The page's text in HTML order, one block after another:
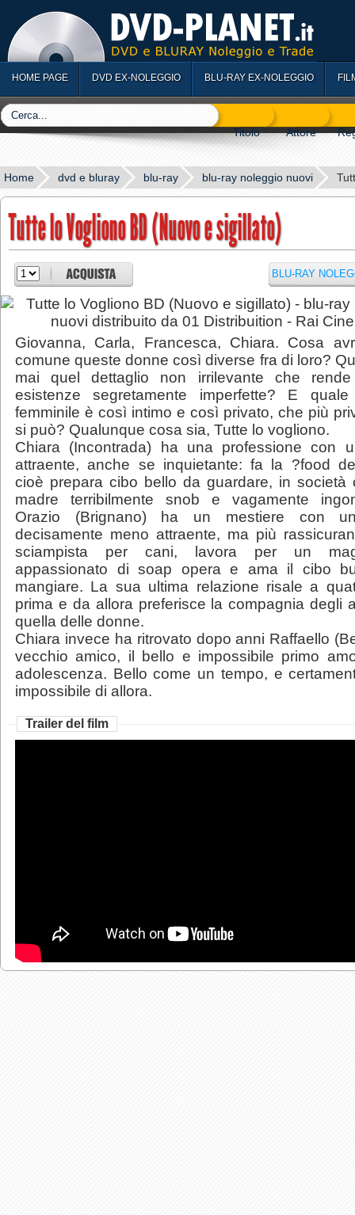
HOME PAGE DVD EX-NOLEGGIO BLU-RAY EX-NOLEGGIO
Home dvd e bluray blu-ray blu-ray noleggio nuovi
Tutte lo Vogliono BD (Nuovo e sigillato)
BLU-RAY
Giovanna, Carla, Francesca, Chiara. Cosa
comune queste donne così diverse fra di loro?
mai quel dettaglio non irrilevante che
esistenze segretamente imperfette? E quale
femminile è così intimo e così privato, che più
si può? Qualunque cosa sia, Tutte lo vogliono.
Chiara (Incontrada) ha una professione con
attraente, anche se inquietante: fa la ?food
cioè prepara cibo bello da guardare, in società
madre terribilmente snob e vagamente
Orazio (Brignano) ha un mestiere con
decisamente meno attraente, ma più
sciampista per cani, lavora per un
appassionato di soap opera e ama il cibo
mangiare. La sua ultima relazione risale a
prima e da allora preferisce la compagnia degli
quella delle donne.
Chiara invece ha ritrovato dopo anni Raffaello
vecchio amico, il bello e impossibile primo
adolescenza. Bello come un tempo, e
impossibile di allora.
Trailer del film